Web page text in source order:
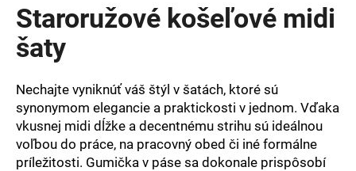
produktu
je
0,0
z
hviezdičiek.
Staroružové košeľové midi
šaty
Nechajte vyniknúť váš štýl v šatách, ktoré sú
synonymom elegancie a praktickosti v jednom. Vďaka
vkusnej midi dĺžke a decentnému strihu sú ideálnou
voľbou do práce, na pracovný obed či iné formálne
príležitosti. Gumička v páse sa dokonale prispôsobí